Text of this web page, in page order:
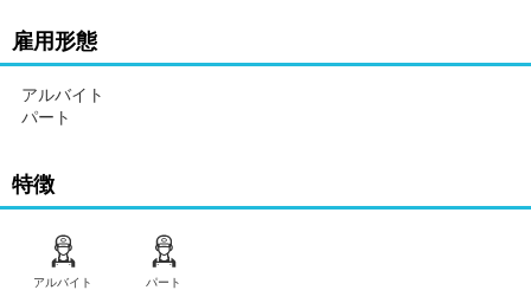
雇用形態
アルバイト
パート
特徴
アルバイト パート